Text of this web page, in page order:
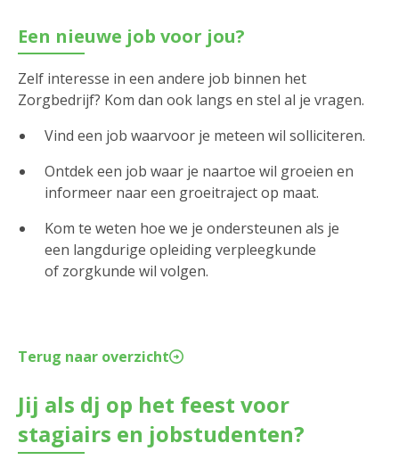
Een nieuwe job voor jou?
Zelf interesse in een andere job binnen het
Zorgbedrijf? Kom dan ook langs en stel al je vragen.
Vind een job waarvoor je meteen wil solliciteren.
Ontdek een job waar je naartoe wil groeien en
informeer naar een groeitraject op maat.
Kom te weten hoe we je ondersteunen als je
een langdurige opleiding verpleegkunde
of zorgkunde wil volgen.
Terug naar overzicht
Jij als dj op het feest voor
stagiairs en jobstudenten?